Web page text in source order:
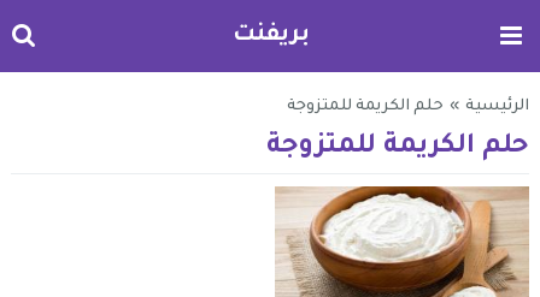
بريفنت
الرئيسية » حلم الكريمة للمتزوجة
حلم الكريمة للمتزوجة